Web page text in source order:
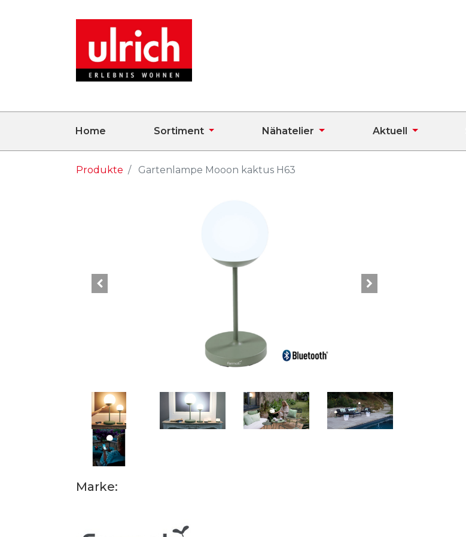
Home Sortiment Nähatelier Aktuell
Produkte Gartenlampe Mooon kaktus H63
Marke: